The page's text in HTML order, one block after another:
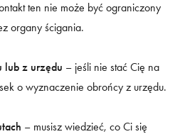
ten nie może być ograniczony
organy ścigania.
lub z urzędu – jeśli nie stać Cię na
o wyznaczenie obrońcy z urzędu.
– musisz wiedzieć, co Ci się